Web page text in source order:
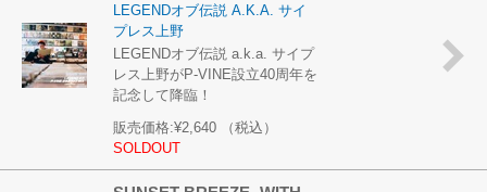
LEGENDオブ伝説 A.K.A. サイ
プレス上野
LEGENDオブ伝説 a.k.a. サイプ
レス上野がP-VINE設立40周年を
記念して降臨！
販売価格:¥2,640
（税込）
SOLDOUT